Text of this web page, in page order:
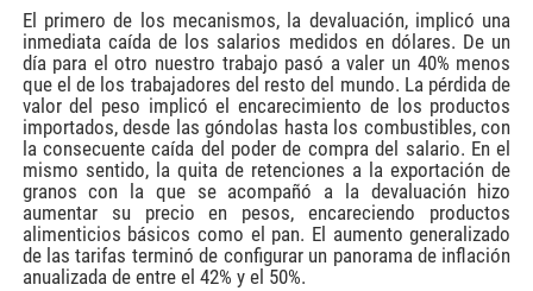
El primero de los mecanismos, la devaluación, implicó una
inmediata caída de los salarios medidos en dólares. De un
día para el otro nuestro trabajo pasó a valer un 40% menos
que el de los trabajadores del resto del mundo. La pérdida de
valor del peso implicó el encarecimiento de los productos
importados, desde las góndolas hasta los combustibles, con
la consecuente caída del poder de compra del salario. En el
mismo sentido, la quita de retenciones a la exportación de
granos con la que se acompañó a la devaluación hizo
aumentar su precio en pesos, encareciendo productos
alimenticios básicos como el pan. El aumento generalizado
de las tarifas terminó de configurar un panorama de inflación
anualizada de entre el 42% y el 50%.